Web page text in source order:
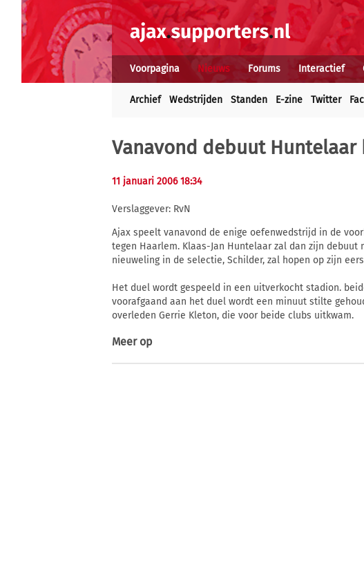
Voorpagina Nieuws Forums Interactief
Archief Wedstrijden Standen E-zine Twitter
Vanavond debuut Huntelaar
11 januari 2006 18:34
Verslaggever: RvN
Ajax speelt vanavond de enige oefenwedstrijd in de
tegen Haarlem. Klaas-Jan Huntelaar zal dan zijn
nieuweling in de selectie, Schilder, zal hopen op zijn
Het duel wordt gespeeld in een uitverkocht stadion.
voorafgaand aan het duel wordt een minuut stilte
overleden Gerrie Kleton, die voor beide clubs uitkwam.
Meer op